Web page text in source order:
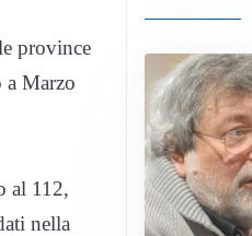
province
a Marzo
al 112,
nella